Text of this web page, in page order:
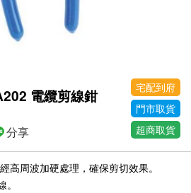
電纜剪線鉗
宅配到府
門市取貨
超商取貨
分享
高周波加硬處理，確保剪切效果。